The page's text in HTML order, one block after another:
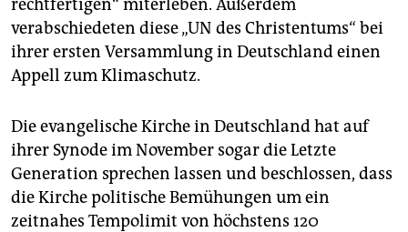
rechtfertigen“ miterleben. Außerdem
verabschiedeten diese „UN des Christentums“ bei
ihrer ersten Versammlung in Deutschland einen
Appell zum Klimaschutz.
Die evangelische Kirche in Deutschland hat auf
ihrer Synode im November sogar die Letzte
Generation sprechen lassen und beschlossen, dass
die Kirche politische Bemühungen um ein
zeitnahes Tempolimit von höchstens 120